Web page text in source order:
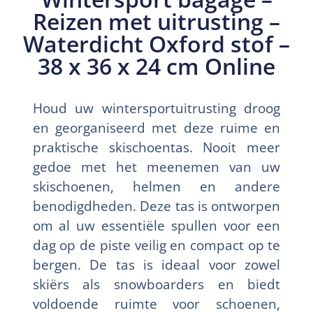
Reizen met uitrusting –
Waterdicht Oxford stof –
38 x 36 x 24 cm Online
Houd uw wintersportuitrusting droog
en georganiseerd met deze ruime en
praktische skischoentas. Nooit meer
gedoe met het meenemen van uw
skischoenen, helmen en andere
benodigdheden. Deze tas is ontworpen
om al uw essentiële spullen voor een
dag op de piste veilig en compact op te
bergen. De tas is ideaal voor zowel
skiërs als snowboarders en biedt
voldoende ruimte voor schoenen,